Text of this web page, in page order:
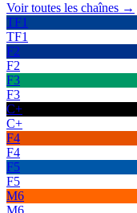
Voir toutes les chaînes →
TF1
TF1
F2
F2
F3
F3
C+
C+
F4
F4
F5
F5
M6